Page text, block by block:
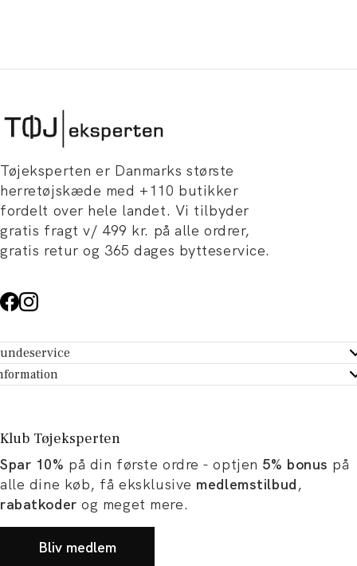
Tøjeksperten er Danmarks største
herretøjskæde med +110 butikker
fordelt over hele landet. Vi tilbyder
gratis fragt v/ 499 kr. på alle ordrer,
gratis retur og 365 dages bytteservice.
- Hjælpecenter
dit køb
Tøjeksperten
og artikler
og karriere
Klub Tøjeksperten
Spar 10% på din første ordre - optjen 5% bonus på
alle dine køb, få eksklusive medlemstilbud,
rabatkoder og meget mere.
Bliv medlem